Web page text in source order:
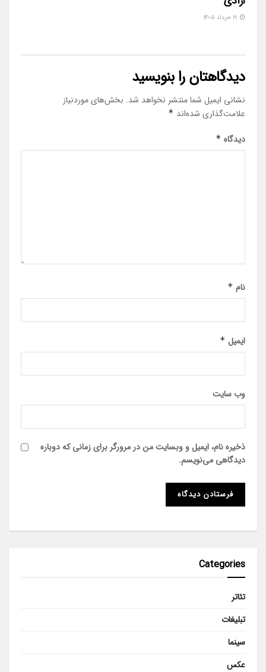
دیدگاهتان را بنویسید
نشانی ایمیل شما منتشر نخواهد شد. بخش‌های موردنیاز
علامت‌گذاری شده‌اند *
دیدگاه *
نام *
ایمیل *
وب‌ سایت
ذخیره نام، ایمیل و وبسایت من در مرورگر برای زمانی که دوباره
دیدگاهی می‌نویسم.
Categories
تئاتر
تبلیغات
سینما
عکس